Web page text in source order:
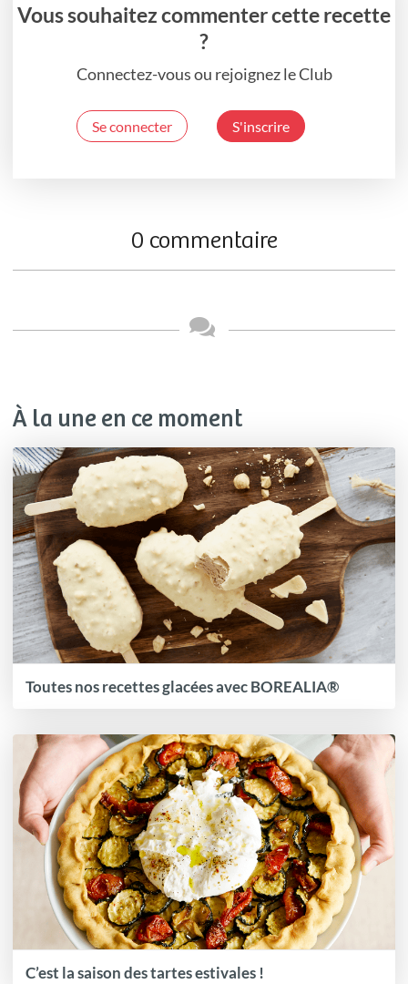
Vous souhaitez commenter cette recette
?
Connectez-vous ou rejoignez le Club
Se connecter S'inscrire
0 commentaire
À la une en ce moment
Toutes nos recettes glacées avec BOREALIA®
C’est la saison des tartes estivales !